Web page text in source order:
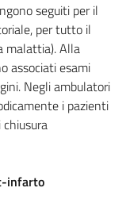
seguiti per il
per tutto il
malattia). Alla
associati esami
Negli ambulatori
i pazienti
infarto